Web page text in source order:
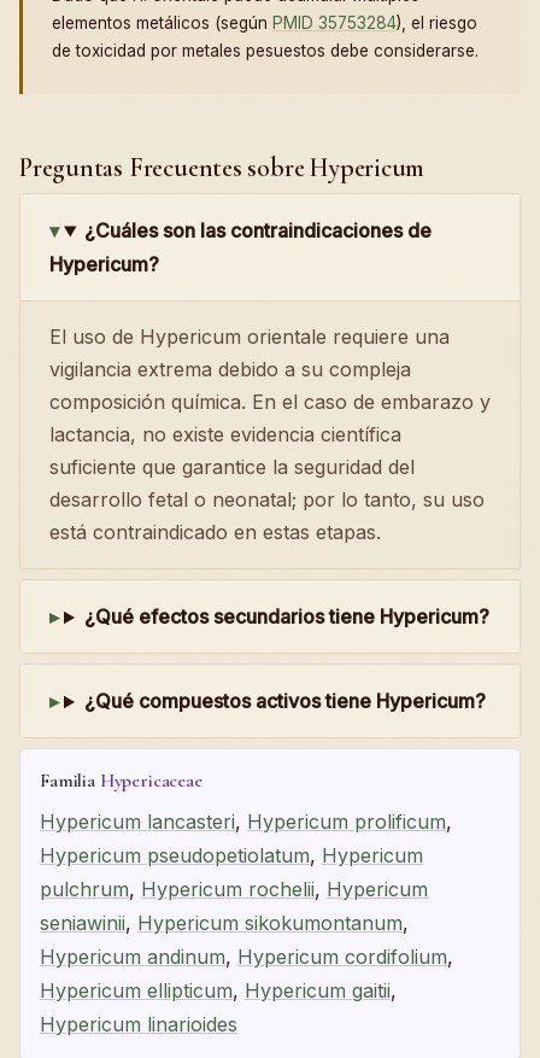
elementos metálicos (según PMID 35753284), el riesgo
de toxicidad por metales pesuestos debe considerarse.
Preguntas Frecuentes sobre Hypericum
¿Cuáles son las contraindicaciones de
Hypericum?
El uso de Hypericum orientale requiere una
vigilancia extrema debido a su compleja
composición química. En el caso de embarazo y
lactancia, no existe evidencia científica
suficiente que garantice la seguridad del
desarrollo fetal o neonatal; por lo tanto, su uso
está contraindicado en estas etapas.
¿Qué efectos secundarios tiene Hypericum?
¿Qué compuestos activos tiene Hypericum?
Familia Hypericaceae
Hypericum lancasteri, Hypericum prolificum,
Hypericum pseudopetiolatum, Hypericum
pulchrum, Hypericum rochelii, Hypericum
seniawinii, Hypericum sikokumontanum,
Hypericum andinum, Hypericum cordifolium,
Hypericum ellipticum, Hypericum gaitii,
Hypericum linarioides